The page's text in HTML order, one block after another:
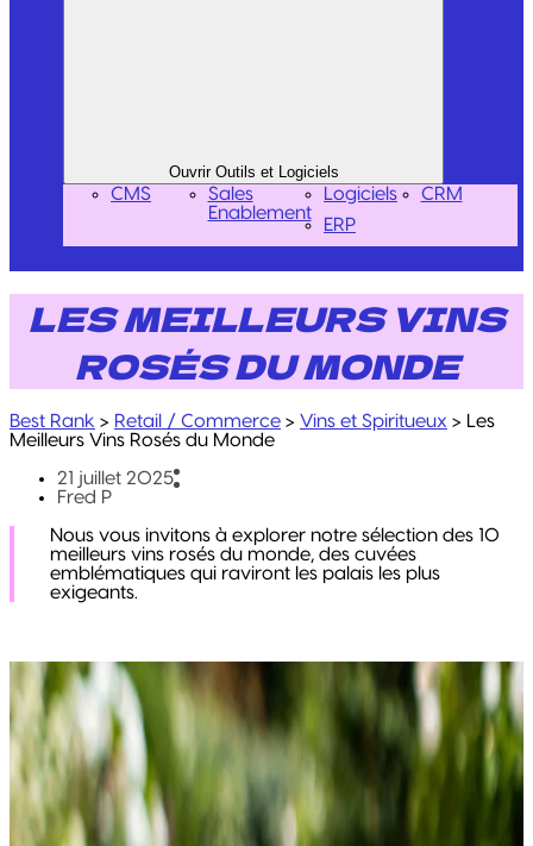
Ouvrir Outils et Logiciels
CMS
Sales
Enablement
Logiciels
CRM
ERP
LES MEILLEURS VINS
ROSÉS DU MONDE
Best Rank > Retail / Commerce > Vins et Spiritueux > Les
Meilleurs Vins Rosés du Monde
21 juillet 2025
Fred P
Nous vous invitons à explorer notre sélection des 10
meilleurs vins rosés du monde, des cuvées
emblématiques qui raviront les palais les plus
exigeants.